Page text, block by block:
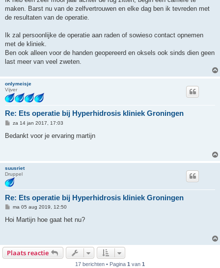
maken. Barst nu van de zelfvertrouwen en elke dag ben ik tevreden met
de resultaten van de operatie.
Ik zal persoonlijke de operatie aan raden of sowieso contact opnemen
met de kliniek.
Ben ook alleen voor de handen geopereerd en oksels ook sinds dien geen
last meer van veel zweten.
onlymeisje
Vijver
Re: Ets operatie bij Hyperhidrosis kliniek Groningen
B
r
za 14 jan 2017, 17:03
Bedankt voor je ervaring martijn
suusriet
Druppel
Re: Ets operatie bij Hyperhidrosis kliniek Groningen
B
r
ma 05 aug 2019, 12:50
Hoi Martijn hoe gaat het nu?
Plaats reactie
17 berichten • Pagina 1 van 1